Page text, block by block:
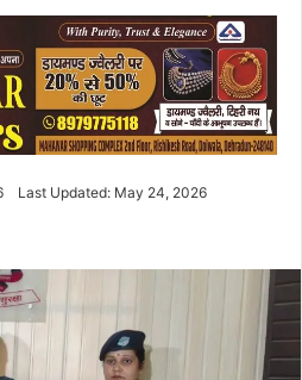
Last Updated: May 24, 2026